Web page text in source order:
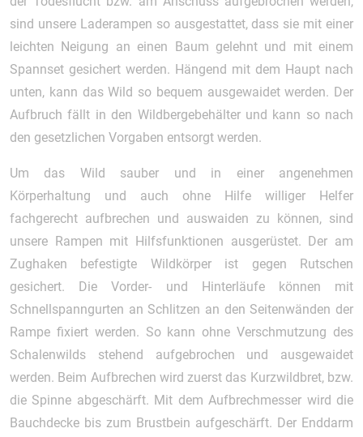
sind unsere Laderampen so ausgestattet, dass sie mit einer
leichten Neigung an einen Baum gelehnt und mit einem
Spannset gesichert werden. Hängend mit dem Haupt nach
unten, kann das Wild so bequem ausgewaidet werden. Der
Aufbruch fällt in den Wildbergebehälter und kann so nach
den gesetzlichen Vorgaben entsorgt werden.
Um das Wild sauber und in einer angenehmen
Körperhaltung und auch ohne Hilfe williger Helfer
fachgerecht aufbrechen und auswaiden zu können, sind
unsere Rampen mit Hilfsfunktionen ausgerüstet. Der am
Zughaken befestigte Wildkörper ist gegen Rutschen
gesichert. Die Vorder- und Hinterläufe können mit
Schnellspanngurten an Schlitzen an den Seitenwänden der
Rampe fixiert werden. So kann ohne Verschmutzung des
Schalenwilds stehend aufgebrochen und ausgewaidet
werden. Beim Aufbrechen wird zuerst das Kurzwildbret, bzw.
die Spinne abgeschärft. Mit dem Aufbrechmesser wird die
Bauchdecke bis zum Brustbein aufgeschärft. Der Enddarm